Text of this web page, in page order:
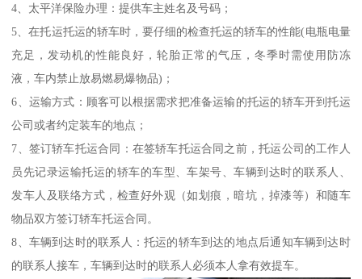
4、太平洋保险办理：提供车主姓名及号码；
5、在托运托运的轿车时，要仔细的检查托运的轿车的性能(电瓶电量
充足，发动机的性能良好，轮胎正常的气压，冬季时需使用防冻
液，车内禁止放易燃易爆物品)；
6、运输方式：顾客可以根据需求把准备运输的托运的轿车开到托运
公司或者约定装车的地点；
7、签订轿车托运合同：在签轿车托运合同之前，托运公司的工作人
员先记录运输托运的轿车的车型、车架号、车辆到达时的联系人、
发车人及联络方式，检查好外观（如划痕，暗坑，掉漆等）和随车
物品双方签订轿车托运合同。
8、车辆到达时的联系人：托运的轿车到达的地点后通知车辆到达时
的联系人接车，车辆到达时的联系人必须本人拿有效提车。